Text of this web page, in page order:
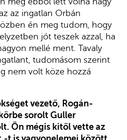
az ingatlan Orbán
én meg tudom, hogy
jót teszek azzal, ha
mellé ment. Tavaly
tudomásom szerint
nem volt köze hozzá
vezető, Rogán-
sorolt Guller
Ön mégis kitől vette az